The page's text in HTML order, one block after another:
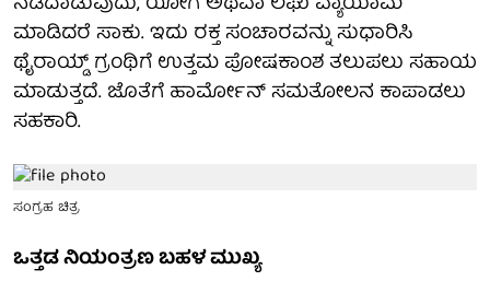
ಮಾಡಿದರೆ ಸಾಕು. ಇದು ರಕ್ತ ಸಂಚಾರವನ್ನು ಸುಧಾರಿಸಿ
ಥೈರಾಯ್ಡ್ ಗ್ರಂಥಿಗೆ ಉತ್ತಮ ಪೋಷಕಾಂಶ ತಲುಪಲು ಸಹಾಯ
ಮಾಡುತ್ತದೆ. ಜೊತೆಗೆ ಹಾರ್ಮೋನ್ ಸಮತೋಲನ ಕಾಪಾಡಲು
ಸಹಕಾರಿ.
ಸಂಗ್ರಹ ಚಿತ್ರ
ಒತ್ತಡ ನಿಯಂತ್ರಣ ಬಹಳ ಮುಖ್ಯ